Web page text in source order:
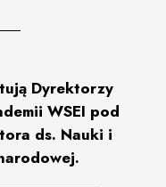
Dyrektorzy
WSEI pod
ds. Nauki i